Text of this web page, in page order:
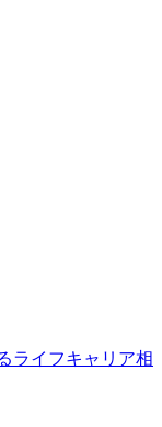
ライフキャリア相